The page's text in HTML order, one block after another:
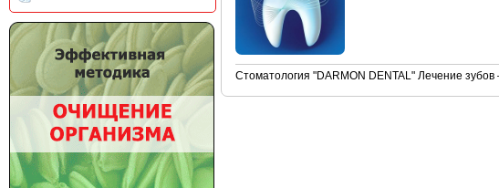
Стоматология "DARMON DENTAL" Лечение